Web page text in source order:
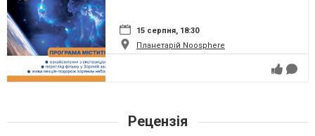
15 серпня, 18:30
Планетарій Noosphere
Рецензія